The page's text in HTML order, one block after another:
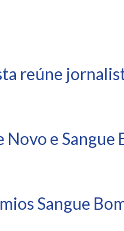
reúne
e
Sangue